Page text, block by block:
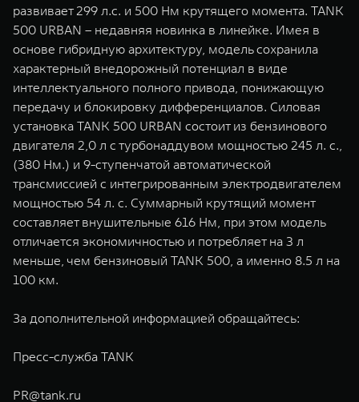
развивает 299 л.с. и 500 Нм крутящего момента. TANK
500 URBAN – недавняя новинка в линейке. Имея в
основе гибридную архитектуру, модель сохранила
характерный внедорожный потенциал в виде
интеллектуального полного привода, понижающую
передачу и блокировку дифференциалов. Силовая
установка TANK 500 URBAN состоит из бензинового
двигателя 2,0 л с турбонаддувом мощностью 245 л. с.,
(380 Нм.) и 9-ступенчатой автоматической
трансмиссией с интегрированным электродвигателем
мощностью 54 л. с. Суммарный крутящий момент
составляет внушительные 616 Нм, при этом модель
отличается экономичностью и потребляет на 3 л
меньше, чем бензиновый TANK 500, а именно 8.5 л на
100 км.
За дополнительной информацией обращайтесь:
Пресс-служба TANK
PR@tank.ru